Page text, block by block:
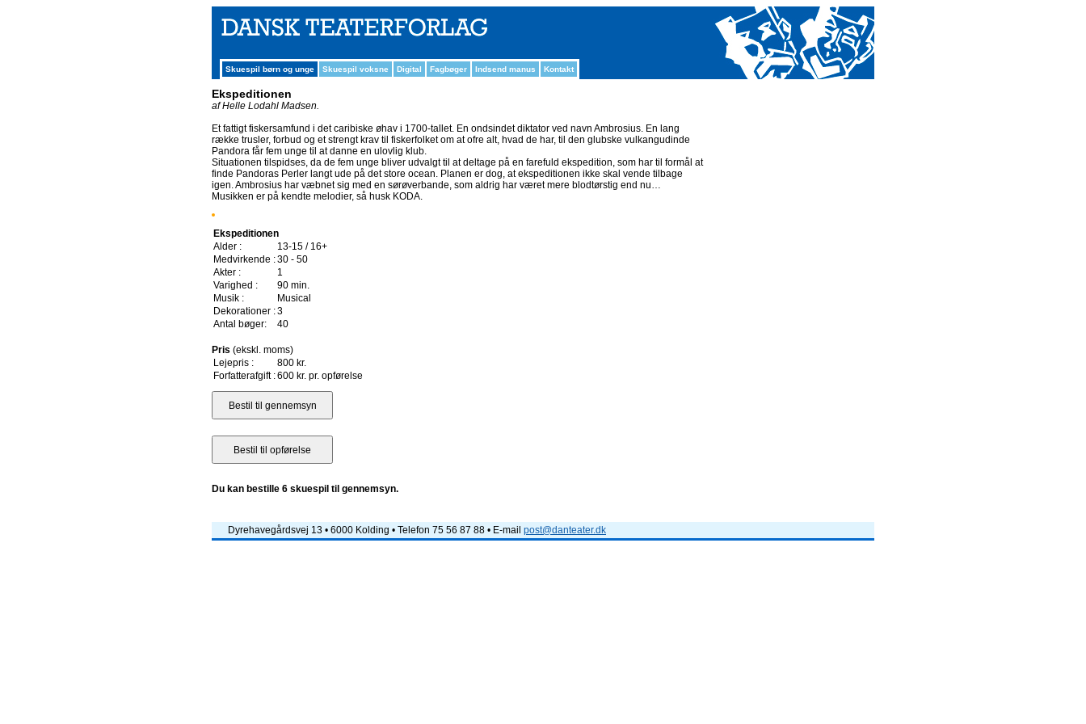
Skuespil børn og unge Skuespil voksne Digital Fagbøger Indsend manus Kontakt
Ekspeditionen
af Helle Lodahl Madsen.
Et fattigt fiskersamfund i det caribiske øhav i 1700-tallet. En ondsindet diktator ved navn Ambrosius. En lang
række trusler, forbud og et strengt krav til fiskerfolket om at ofre alt, hvad de har, til den glubske vulkangudinde
Pandora får fem unge til at danne en ulovlig klub.
Situationen tilspidses, da de fem unge bliver udvalgt til at deltage på en farefuld ekspedition, som har til formål at
finde Pandoras Perler langt ude på det store ocean. Planen er dog, at ekspeditionen ikke skal vende tilbage
igen. Ambrosius har væbnet sig med en sørøverbande, som aldrig har været mere blodtørstig end nu…
Musikken er på kendte melodier, så husk KODA.
Ekspeditionen
Alder :
13-15 / 16+
Medvirkende :30 - 50
Akter :
1
Varighed :
90 min.
Musik :
Musical
Dekorationer :3
Antal bøger:
40
Pris (ekskl. moms)
Lejepris :
800 kr.
Forfatterafgift :600 kr. pr. opførelse
Du kan bestille 6 skuespil til gennemsyn.
Dyrehavegårdsvej 13 • 6000 Kolding • Telefon 75 56 87 88 • E-mail post@danteater.dk